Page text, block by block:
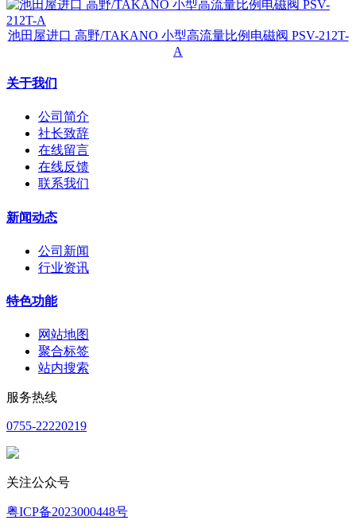
池田屋进口 高野/TAKANO 小型高流量比例电磁阀 PSV-212T-
A
关于我们
公司简介
社长致辞
在线留言
在线反馈
联系我们
新闻动态
公司新闻
行业资讯
特色功能
网站地图
聚合标签
站内搜索
服务热线
0755-22220219
关注公众号
粤ICP备2023000448号